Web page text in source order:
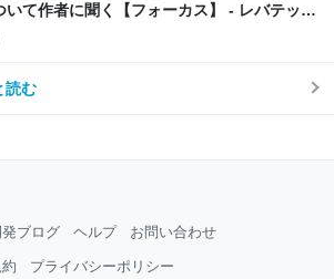
いて作者に聞く【フォーカス】 - レバテック
読む
発ブログ ヘルプ お問い合わせ
プライバシーポリシー